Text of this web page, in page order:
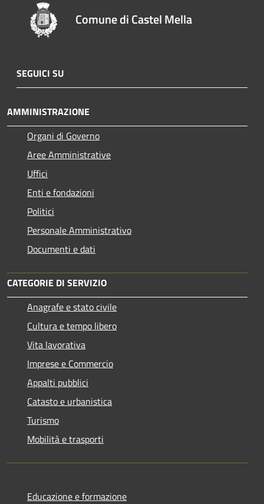
Comune di Castel Mella
SEGUICI SU
AMMINISTRAZIONE
Organi di Governo
Aree Amministrative
Uffici
Enti e fondazioni
Politici
Personale Amministrativo
Documenti e dati
CATEGORIE DI SERVIZIO
Anagrafe e stato civile
Cultura e tempo libero
Vita lavorativa
Imprese e Commercio
Appalti pubblici
Catasto e urbanistica
Turismo
Mobilità e trasporti
Educazione e formazione